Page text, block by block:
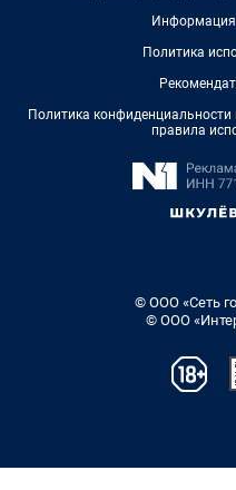
Информация
Политика
Политика
правила
© ООО «Сеть
© ООО